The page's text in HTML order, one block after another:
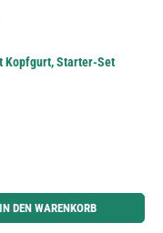
Kopfgurt, Starter-Set
die Schaltflächen um die Anzahl zu
IN DEN WARENKORB